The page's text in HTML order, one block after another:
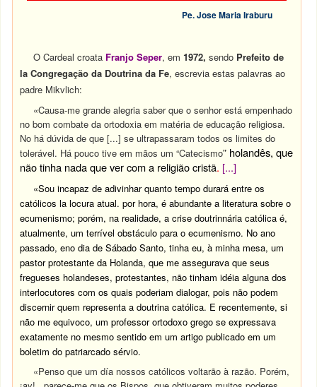
Pe. Jose Maria Iraburu
O Cardeal croata Franjo Seper, em1972, sendo Prefeito de
la Congregação da Doutrina da Fe, escrevia estas palavras ao
padre Mikvlich:
«Causa-me grande alegria saber que o senhor está empenhado
no bom combate da ortodoxia em matéria de educação religiosa.
No há dúvida de que [...] se ultrapassaram todos os limites do
tolerável. Há pouco tive em mãos um “Catecismo” holandês, que
não tinha nada que ver com a religião cristã. [...]
«Sou incapaz de adivinhar quanto tempo durará entre os
católicos la locura atual. por hora, é abundante a literatura sobre o
ecumenismo; porém, na realidade, a crise doutrinnária católica é,
atualmente, um terrível obstáculo para o ecumenismo. No ano
passado, eno dia de Sábado Santo, tinha eu, à minha mesa, um
pastor protestante da Holanda, que me assegurava que seus
fregueses holandeses, protestantes, não tinham idéia alguna dos
interlocutores com os quais poderiam dialogar, pois não podem
discernir quem representa a doutrina católica. E recentemente, si
não me equivoco, um professor ortodoxo grego se expressava
exatamente no mesmo sentido em um artigo publicado em um
boletim do patriarcado sérvio.
«Penso que um día nossos católicos voltarão à razão. Porém,